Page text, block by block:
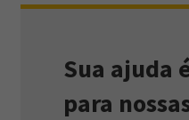
Sua ajuda
para